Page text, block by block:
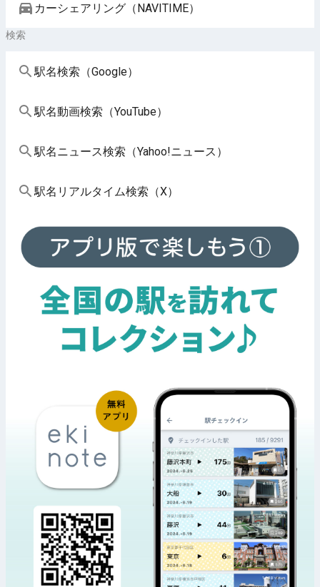
カーシェアリング（NAVITIME）
検索
駅名検索（Google）
駅名動画検索（YouTube）
駅名ニュース検索（Yahoo!ニュース）
駅名リアルタイム検索（X）